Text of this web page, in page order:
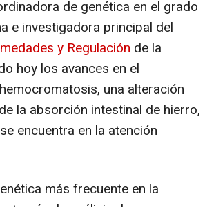
de genética en el grado
e investigadora principal del
y Regulación de la
hoy los avances en el
una alteración
la absorción intestinal de hierro,
encuentra en la atención
más frecuente en la